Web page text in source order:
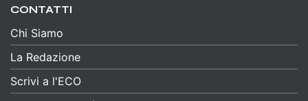
CONTATTI
Chi Siamo
La Redazione
Scrivi a l'ECO